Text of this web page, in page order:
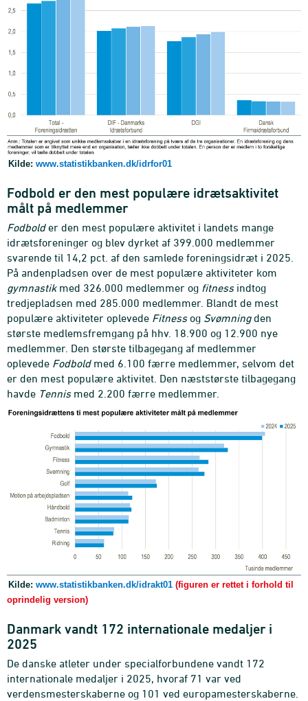
Kilde: www.statistikbanken.dk/idrfor01
Fodbold er den mest populære idrætsaktivitet
målt på medlemmer
Fodbolder den mest populære aktivitet i landets mange
idrætsforeninger og blev dyrket af 399.000 medlemmer
svarende til 14,2 pct. af den samlede foreningsidræt i 2025.
På andenpladsen over de mest populære aktiviteter kom
gymnastikmed 326.000 medlemmer og fitnessindtog
tredjepladsen med 285.000 medlemmer. Blandt de mest
populære aktiviteter oplevede Fitnessog Svømningden
største medlemsfremgang på hhv. 18.900 og 12.900 nye
medlemmer. Den største tilbagegang af medlemmer
oplevede Fodboldmed 6.100 færre medlemmer, selvom det
er den mest populære aktivitet. Den næststørste tilbagegang
havde Tennismed 2.200 færre medlemmer.
Kilde: www.statistikbanken.dk/idrakt01 (figuren er rettet i forhold til
oprindelig version)
Danmark vandt 172 internationale medaljer i
2025
De danske atleter under specialforbundene vandt 172
internationale medaljer i 2025, hvoraf 71 var ved
verdensmesterskaberne og 101 ved europamesterskaberne.